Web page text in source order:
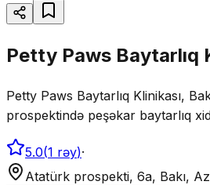
Petty Paws Baytarlıq
Petty Paws Baytarlıq Klinikası,
prospektində peşəkar baytarlıq
5.0(1 rəy)·
Atatürk prospekti, 6a, Bakı,